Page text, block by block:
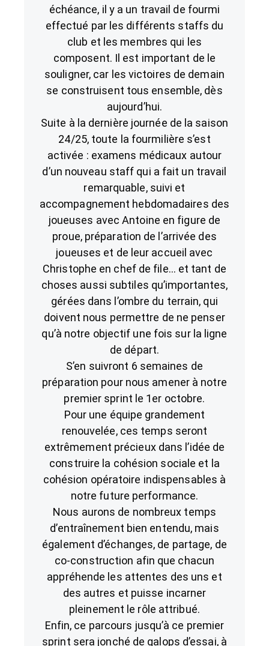
échéance, il y a un travail de fourmi
effectué par les différents staffs du
club et les membres qui les
composent. Il est important de le
souligner, car les victoires de demain
se construisent tous ensemble, dès
aujourd’hui.
Suite à la dernière journée de la saison
24/25, toute la fourmilière s’est
activée : examens médicaux autour
d’un nouveau staff qui a fait un travail
remarquable, suivi et
accompagnement hebdomadaires des
joueuses avec Antoine en figure de
proue, préparation de l’arrivée des
joueuses et de leur accueil avec
Christophe en chef de file… et tant de
choses aussi subtiles qu’importantes,
gérées dans l’ombre du terrain, qui
doivent nous permettre de ne penser
qu’à notre objectif une fois sur la ligne
de départ.
S’en suivront 6 semaines de
préparation pour nous amener à notre
premier sprint le 1er octobre.
Pour une équipe grandement
renouvelée, ces temps seront
extrêmement précieux dans l’idée de
construire la cohésion sociale et la
cohésion opératoire indispensables à
notre future performance.
Nous aurons de nombreux temps
d’entraînement bien entendu, mais
également d’échanges, de partage, de
co-construction afin que chacun
appréhende les attentes des uns et
des autres et puisse incarner
pleinement le rôle attribué.
Enfin, ce parcours jusqu’à ce premier
sprint sera jonché de galops d’essai, à